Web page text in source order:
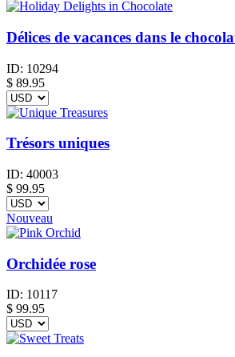
Délices de vacances dans le
ID: 10294
$ 89.95
Trésors uniques
ID: 40003
$ 99.95
Nouveau
Orchidée rose
ID: 10117
$ 99.95